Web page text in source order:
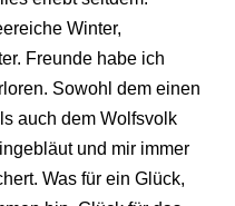
Winter,
Freunde habe ich
Sowohl dem einen
auch dem Wolfsvolk
und mir immer
Was für ein Glück,